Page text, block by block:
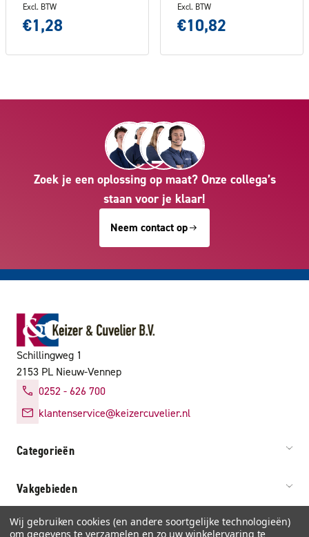
Excl. BTW
€1,28
Excl. BTW
€10,82
Zoek je een oplossing op maat? Onze collega’s
staan voor je klaar!
Neem contact op
Schillingweg 1
2153 PL Nieuw-Vennep
0252 - 626 700
klantenservice@keizercuvelier.nl
Categorieën
Vakgebieden
Service & info
Wij gebruiken cookies (en andere soortgelijke technologieën)
om gegevens te verzamelen en zo uw winkelervaring te